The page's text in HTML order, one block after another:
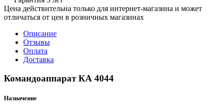
Цена действительна только для интернет-магазина и может
отличаться от цен в розничных магазинах
Описание
Отзывы
Оплата
Доставка
Командоаппарат КА 4044
Назначение